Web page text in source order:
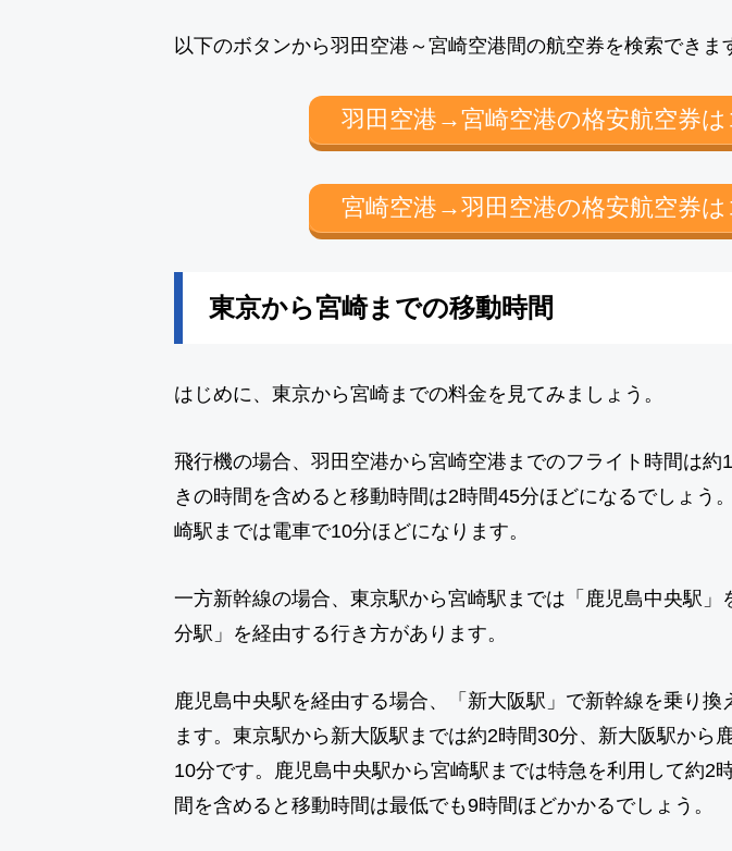
以下のボタンから羽田空港～宮崎空港間の航空券を検索できま
羽田空港→宮崎空港の格安航空券は
宮崎空港→羽田空港の格安航空券は
東京から宮崎までの移動時間
はじめに、東京から宮崎までの料金を見てみましょう。
飛行機の場合、羽田空港から宮崎空港までのフライト時間は約
きの時間を含めると移動時間は2時間45分ほどになるでしょう
崎駅までは電車で10分ほどになります。
一方新幹線の場合、東京駅から宮崎駅までは「鹿児島中央駅」
分駅」を経由する行き方があります。
鹿児島中央駅を経由する場合、「新大阪駅」で新幹線を乗り換
ます。東京駅から新大阪駅までは約2時間30分、新大阪駅から
10分です。鹿児島中央駅から宮崎駅までは特急を利用して約2
間を含めると移動時間は最低でも9時間ほどかかるでしょう。